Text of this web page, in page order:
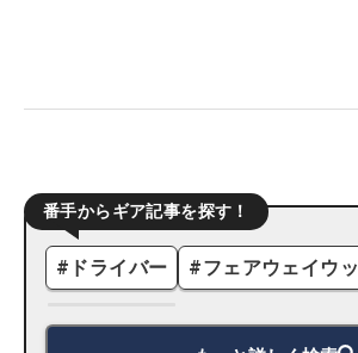
番手からギア記事を探す！
# ドライバー #フェアウェイウ